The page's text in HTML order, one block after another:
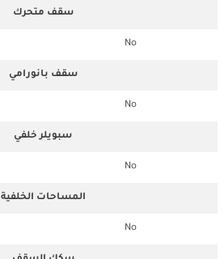
سقف متحرك
No
سقف بانورامي
No
سبويلر خلفي
No
المساحات الخلفية
No